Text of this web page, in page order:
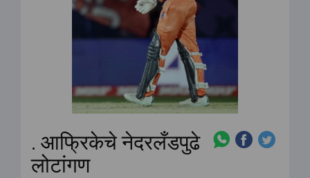
. आफ्रिकेचे नेदरलँडपुढे
लोटांगण